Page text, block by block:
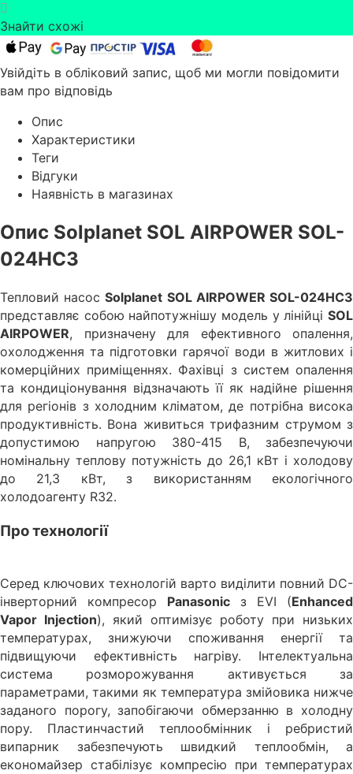
Знайти схожі
Увійдіть в обліковий запис, щоб ми могли повідомити
вам про відповідь
Опис
Характеристики
Теги
Відгуки
Наявність в магазинах
Опис Solplanet SOL AIRPOWER SOL-
024HC3
Тепловий насосSolplanet SOL AIRPOWER SOL-024HC3
представляє собою найпотужнішу модель у лінійці SOL
AIRPOWER, призначену для ефективного опалення,
охолодження та підготовки гарячої води в житлових і
комерційних приміщеннях. Фахівці з систем опалення
та кондиціонування відзначають її як надійне рішення
для регіонів з холодним кліматом, де потрібна висока
продуктивність. Вона живиться трифазним струмом з
допустимою напругою 380-415 В, забезпечуючи
номінальну теплову потужність до 26,1 кВт і холодову
до 21,3 кВт, з використанням екологічного
холодоагенту R32.
Про технології
Серед ключових технологій варто виділити повний DC-
інверторний компресор Panasonic з EVI (Enhanced
Vapor Injection), який оптимізує роботу при низьких
температурах, знижуючи споживання енергії та
підвищуючи ефективність нагріву. Інтелектуальна
система розморожування активується за
параметрами, такими як температура змійовика нижче
заданого порогу, запобігаючи обмерзанню в холодну
пору. Пластинчастий теплообмінник і ребристий
випарник забезпечують швидкий теплообмін, а
економайзер стабілізує компресію при температурах